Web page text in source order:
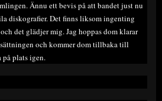
Ännu ett bevis på att bandet just nu
diskografier. Det finns liksom ingenting
det glädjer mig. Jag hoppas dom klarar
och kommer dom tillbaka till
på plats igen.